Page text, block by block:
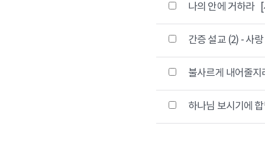
나의 안에 거하라
간증 설교 (2) - 사
불사르게 내어줄
하나님 보시기에